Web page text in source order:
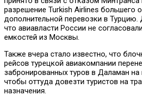
разрешение Turkish Airlines большего
дополнительной перевозки в
что авиавласти России не
емкостей из Москвы.
Также вчера стало известно, что
рейсов турецкой авиакомпании
забронированных туров в Даламан на
чтобы оттуда довезти туристов на
назначения.